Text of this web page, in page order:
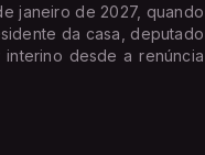
janeiro de 2027, quando
da casa, deputado
desde a renúncia